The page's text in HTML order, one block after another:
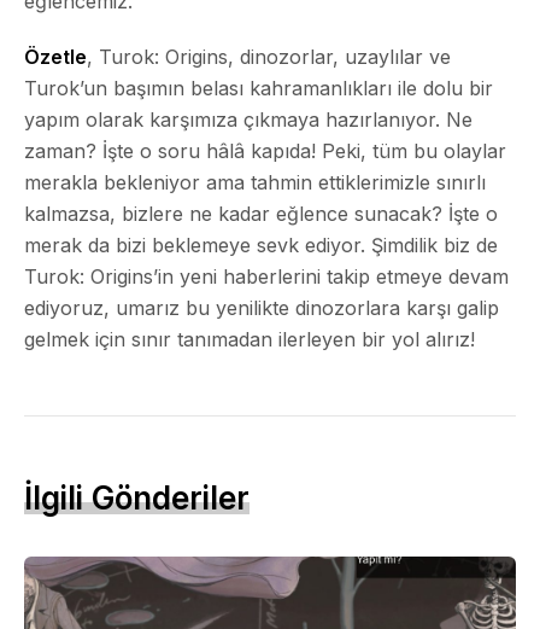
Özetle, Turok: Origins, dinozorlar, uzaylılar ve
Turok’un başımın belası kahramanlıkları ile dolu bir
yapım olarak karşımıza çıkmaya hazırlanıyor. Ne
zaman? İşte o soru hâlâ kapıda! Peki, tüm bu olaylar
merakla bekleniyor ama tahmin ettiklerimizle sınırlı
kalmazsa, bizlere ne kadar eğlence sunacak? İşte o
merak da bizi beklemeye sevk ediyor. Şimdilik biz de
Turok: Origins’in yeni haberlerini takip etmeye devam
ediyoruz, umarız bu yenilikte dinozorlara karşı galip
gelmek için sınır tanımadan ilerleyen bir yol alırız!
İlgili Gönderiler